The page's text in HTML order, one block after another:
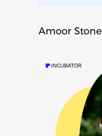
Amoor Stone